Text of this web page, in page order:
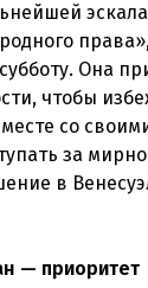
Она
чтобы
со
за
в
— приоритет